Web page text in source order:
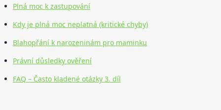
Plná moc k zastupování
Kdy je plná moc neplatná (kritické chyby)
Blahopřání k narozeninám pro maminku
Právní důsledky ověření
FAQ – Často kladené otázky 3. díl